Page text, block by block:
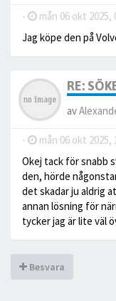
- mån 06 okt 2025,
Jag köpe den på
RE:
av
- mån 06 okt 2025,
Okej tack för snabb
den, hörde
det skadar ju aldrig
annan lösning för
tycker jag är lite väl
Besvara